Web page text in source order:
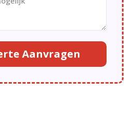
Aanvragen